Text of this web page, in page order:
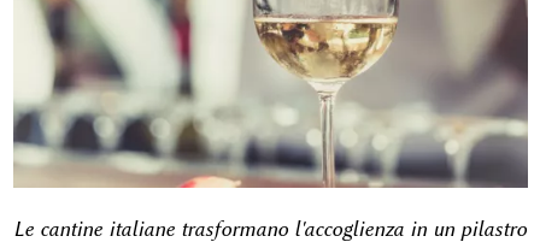
Le cantine italiane trasformano l'accoglienza in un pilastro